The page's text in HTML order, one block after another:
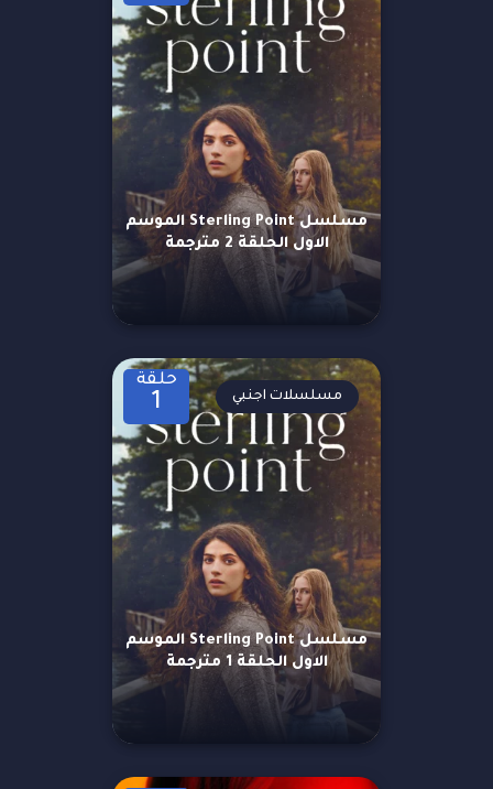
مسلسل Sterling Point الموسم
الاول الحلقة 2 مترجمة
حلقة
1
مسلسل Sterling Point الموسم
الاول الحلقة 1 مترجمة
مسلسلات اجنبي